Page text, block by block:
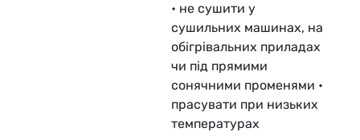
• не сушити у
сушильних машинах, на
обігрівальних приладах
чи під прямими
сонячними променями •
прасувати при низьких
температурах